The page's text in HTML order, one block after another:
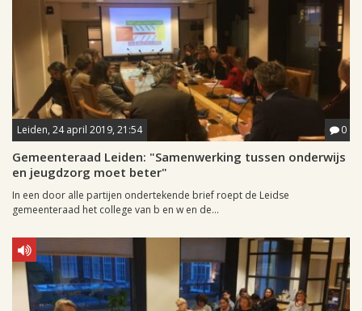
Leiden, 24 april 2019, 21:54 0
Gemeenteraad Leiden: "Samenwerking tussen onderwijs
en jeugdzorg moet beter"
In een door alle partijen ondertekende brief roept de Leidse
gemeenteraad het college van b en w en de...